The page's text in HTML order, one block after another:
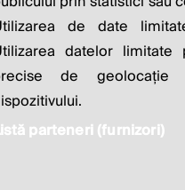
Publicitate
Despre
noi
de date
datelor
de geolocație
parteneri (furnizori)